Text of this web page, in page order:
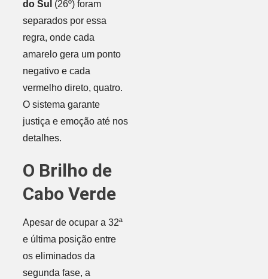
do Sul (26º) foram
separados por essa
regra, onde cada
amarelo gera um ponto
negativo e cada
vermelho direto, quatro.
O sistema garante
justiça e emoção até nos
detalhes.
O Brilho de
Cabo Verde
Apesar de ocupar a 32ª
e última posição entre
os eliminados da
segunda fase, a